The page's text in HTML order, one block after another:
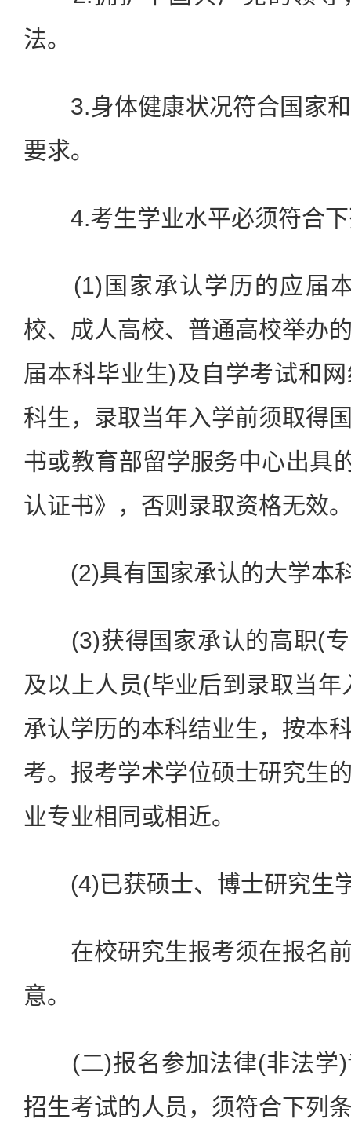
法。
3.身体健康状况符合国家和
要求。
4.考生学业水平必须符合下
(1)国家承认学历的应届本
校、成人高校、普通高校举办
届本科毕业生)及自学考试和
科生，录取当年入学前须取得
书或教育部留学服务中心出具
认证书》，否则录取资格无效
(2)具有国家承认的大学本
(3)获得国家承认的高职(专
及以上人员(毕业后到录取当
承认学历的本科结业生，按本
考。报考学术学位硕士研究生
业专业相同或相近。
(4)已获硕士、博士研究生
在校研究生报考须在报名前
意。
(二)报名参加法律(非法学)
招生考试的人员，须符合下列